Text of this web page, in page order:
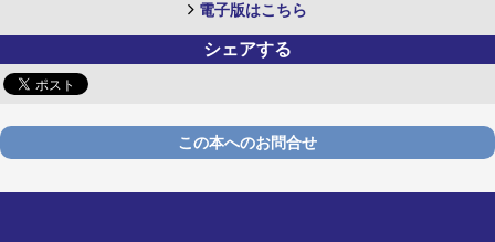
電子版はこちら
シェアする
この本へのお問合せ